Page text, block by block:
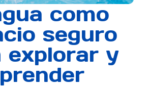
como
seguro
explorar y